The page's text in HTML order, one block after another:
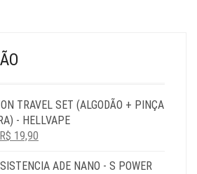
TRAVEL SET (ALGODÃO + PINÇA
- HELLVAPE
O
R$ 19,90
ATUAL
ADE NANO - S POWER